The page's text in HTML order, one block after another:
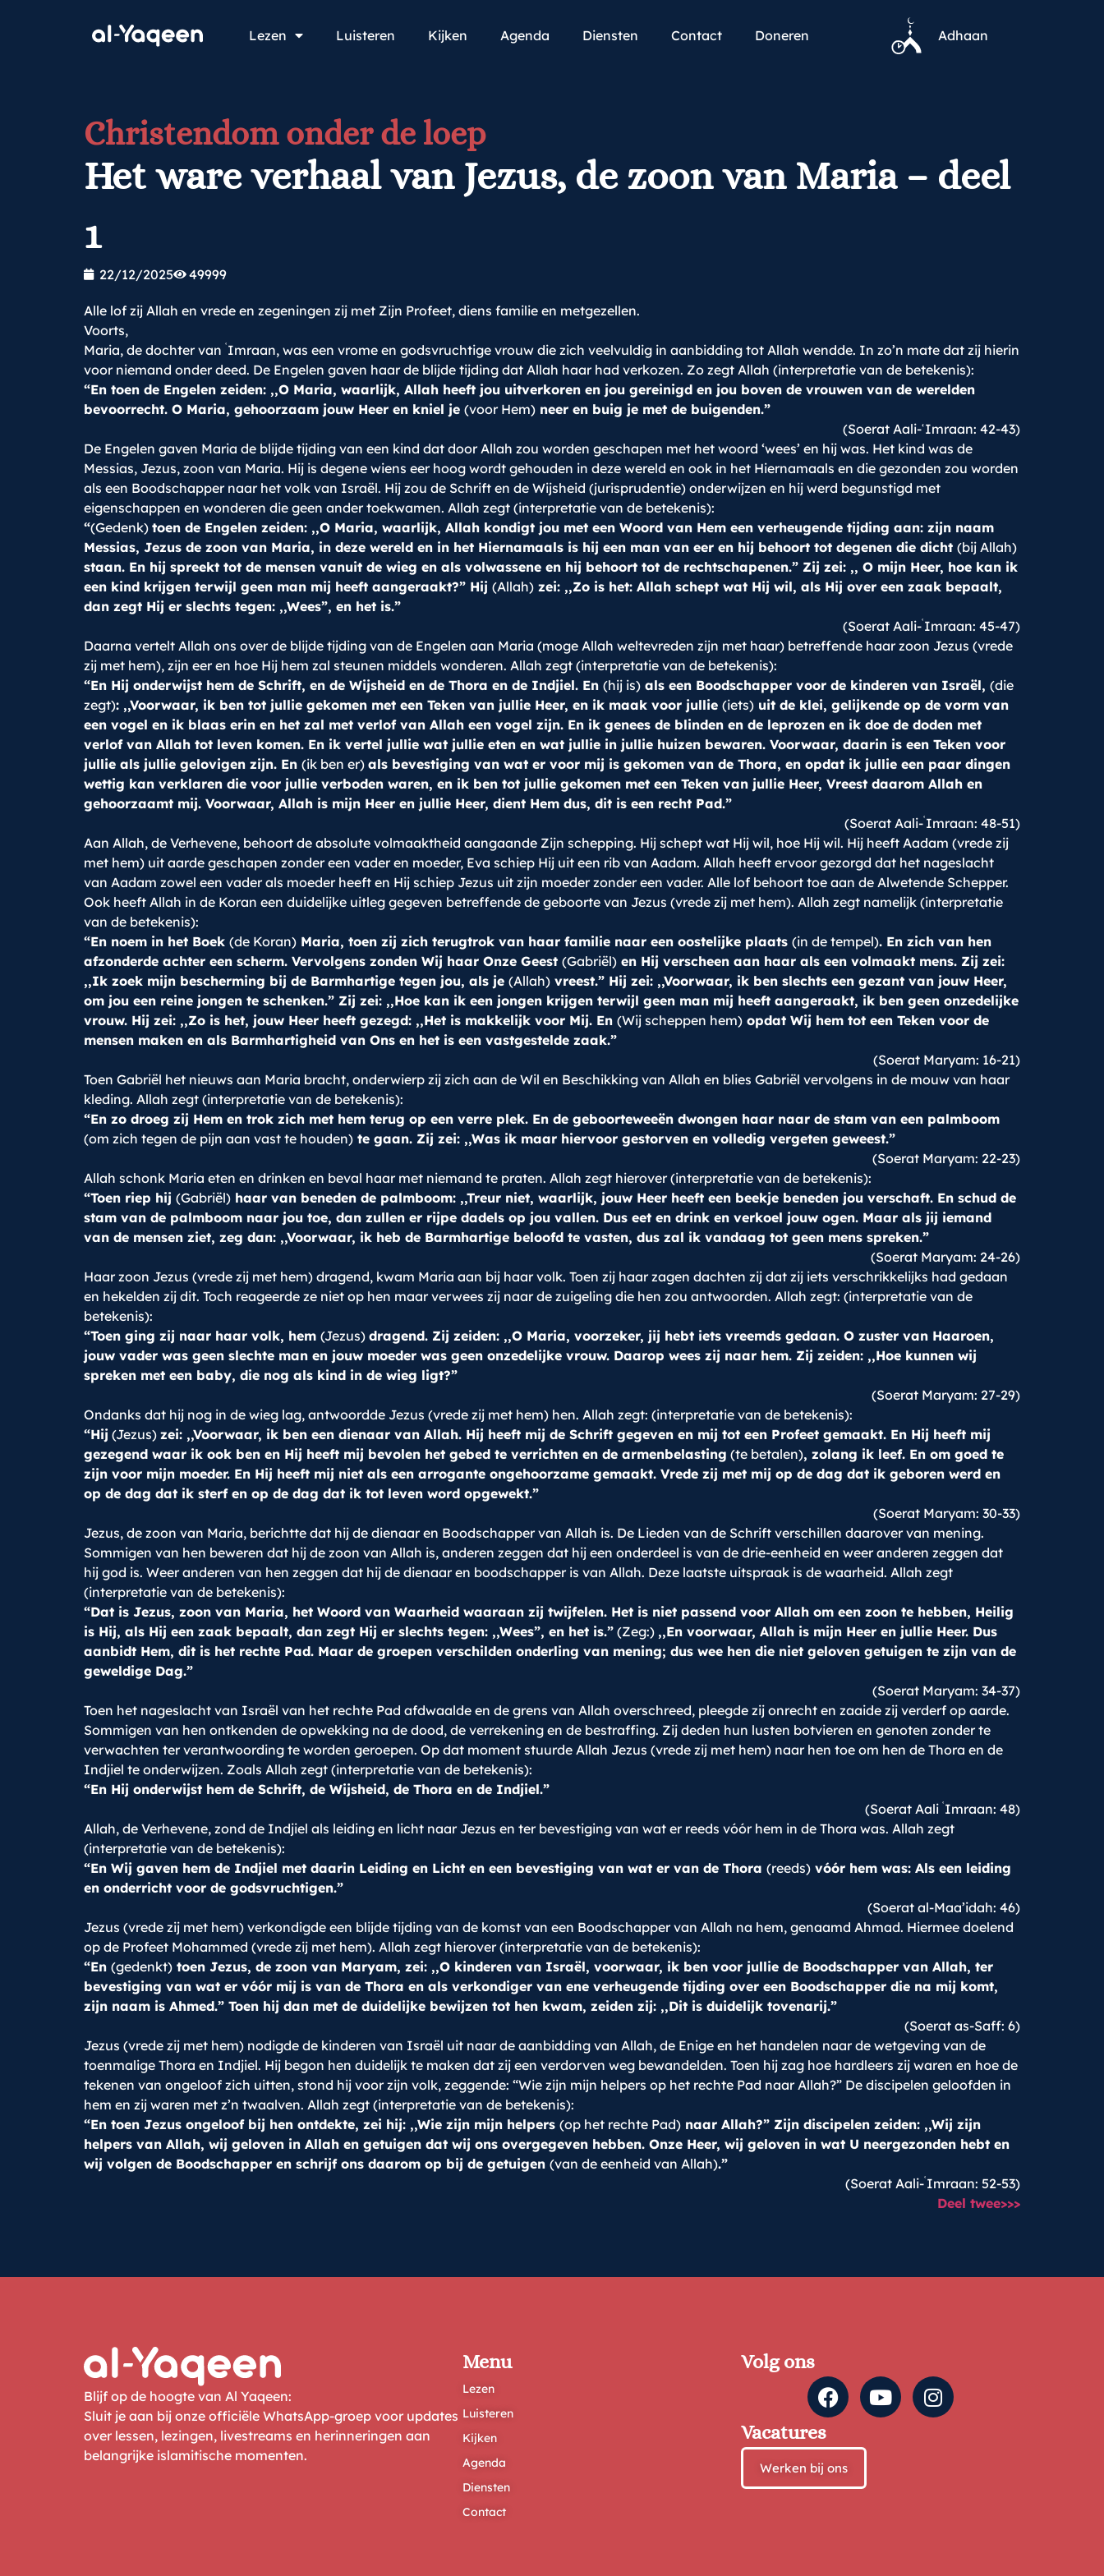
Lezen Luisteren Kijken Agenda Diensten Contact Doneren Adhaan
Christendom onder de loep
Het ware verhaal van Jezus, de zoon van Maria – deel
1
22/12/2025 49999
Alle lof zij Allah en vrede en zegeningen zij met Zijn Profeet, diens familie en metgezellen.
Voorts,
Maria, de dochter van ʿImraan, was een vrome en godsvruchtige vrouw die zich veelvuldig in aanbidding tot Allah wendde. In zo’n mate dat zij hierin
voor niemand onder deed. De Engelen gaven haar de blijde tijding dat Allah haar had verkozen. Zo zegt Allah (interpretatie van de betekenis):
“En toen de Engelen zeiden: ,,O Maria, waarlijk, Allah heeft jou uitverkoren en jou gereinigd en jou boven de vrouwen van de werelden
bevoorrecht. O Maria, gehoorzaam jouw Heer en kniel je (voor Hem) neer en buig je met de buigenden.”
(Soerat Aali-ʿImraan: 42-43)
De Engelen gaven Maria de blijde tijding van een kind dat door Allah zou worden geschapen met het woord ‘wees’ en hij was. Het kind was de
Messias, Jezus, zoon van Maria. Hij is degene wiens eer hoog wordt gehouden in deze wereld en ook in het Hiernamaals en die gezonden zou worden
als een Boodschapper naar het volk van Israël. Hij zou de Schrift en de Wijsheid (jurisprudentie) onderwijzen en hij werd begunstigd met
eigenschappen en wonderen die geen ander toekwamen. Allah zegt (interpretatie van de betekenis):
“(Gedenk) toen de Engelen zeiden: ,,O Maria, waarlijk, Allah kondigt jou met een Woord van Hem een verheugende tijding aan: zijn naam
Messias, Jezus de zoon van Maria, in deze wereld en in het Hiernamaals is hij een man van eer en hij behoort tot degenen die dicht (bij Allah)
staan. En hij spreekt tot de mensen vanuit de wieg en als volwassene en hij behoort tot de rechtschapenen.” Zij zei: ,, O mijn Heer, hoe kan ik
een kind krijgen terwijl geen man mij heeft aangeraakt?” Hij (Allah) zei: ,,Zo is het: Allah schept wat Hij wil, als Hij over een zaak bepaalt,
dan zegt Hij er slechts tegen: ,,Wees”, en het is.”
(Soerat Aali-ʿImraan: 45-47)
Daarna vertelt Allah ons over de blijde tijding van de Engelen aan Maria (moge Allah weltevreden zijn met haar) betreffende haar zoon Jezus (vrede
zij met hem), zijn eer en hoe Hij hem zal steunen middels wonderen. Allah zegt (interpretatie van de betekenis):
“En Hij onderwijst hem de Schrift, en de Wijsheid en de Thora en de Indjiel. En (hij is) als een Boodschapper voor de kinderen van Israël, (die
zegt): ,,Voorwaar, ik ben tot jullie gekomen met een Teken van jullie Heer, en ik maak voor jullie (iets) uit de klei, gelijkende op de vorm van
een vogel en ik blaas erin en het zal met verlof van Allah een vogel zijn. En ik genees de blinden en de leprozen en ik doe de doden met
verlof van Allah tot leven komen. En ik vertel jullie wat jullie eten en wat jullie in jullie huizen bewaren. Voorwaar, daarin is een Teken voor
jullie als jullie gelovigen zijn. En (ik ben er) als bevestiging van wat er voor mij is gekomen van de Thora, en opdat ik jullie een paar dingen
wettig kan verklaren die voor jullie verboden waren, en ik ben tot jullie gekomen met een Teken van jullie Heer, Vreest daarom Allah en
gehoorzaamt mij. Voorwaar, Allah is mijn Heer en jullie Heer, dient Hem dus, dit is een recht Pad.”
(Soerat Aali-ʿImraan: 48-51)
Aan Allah, de Verhevene, behoort de absolute volmaaktheid aangaande Zijn schepping. Hij schept wat Hij wil, hoe Hij wil. Hij heeft Aadam (vrede zij
met hem) uit aarde geschapen zonder een vader en moeder, Eva schiep Hij uit een rib van Aadam. Allah heeft ervoor gezorgd dat het nageslacht
van Aadam zowel een vader als moeder heeft en Hij schiep Jezus uit zijn moeder zonder een vader. Alle lof behoort toe aan de Alwetende Schepper.
Ook heeft Allah in de Koran een duidelijke uitleg gegeven betreffende de geboorte van Jezus (vrede zij met hem). Allah zegt namelijk (interpretatie
van de betekenis):
“En noem in het Boek (de Koran) Maria, toen zij zich terugtrok van haar familie naar een oostelijke plaats (in de tempel). En zich van hen
afzonderde achter een scherm. Vervolgens zonden Wij haar Onze Geest (Gabriël) en Hij verscheen aan haar als een volmaakt mens. Zij zei:
,,Ik zoek mijn bescherming bij de Barmhartige tegen jou, als je (Allah) vreest.” Hij zei: ,,Voorwaar, ik ben slechts een gezant van jouw Heer,
om jou een reine jongen te schenken.” Zij zei: ,,Hoe kan ik een jongen krijgen terwijl geen man mij heeft aangeraakt, ik ben geen onzedelijke
vrouw. Hij zei: ,,Zo is het, jouw Heer heeft gezegd: ,,Het is makkelijk voor Mij. En (Wij scheppen hem) opdat Wij hem tot een Teken voor de
mensen maken en als Barmhartigheid van Ons en het is een vastgestelde zaak.”
(Soerat Maryam: 16-21)
Toen Gabriël het nieuws aan Maria bracht, onderwierp zij zich aan de Wil en Beschikking van Allah en blies Gabriël vervolgens in de mouw van haar
kleding. Allah zegt (interpretatie van de betekenis):
“En zo droeg zij Hem en trok zich met hem terug op een verre plek. En de geboorteweeën dwongen haar naar de stam van een palmboom
(om zich tegen de pijn aan vast te houden) te gaan. Zij zei: ,,Was ik maar hiervoor gestorven en volledig vergeten geweest.”
(Soerat Maryam: 22-23)
Allah schonk Maria eten en drinken en beval haar met niemand te praten. Allah zegt hierover (interpretatie van de betekenis):
“Toen riep hij (Gabriël) haar van beneden de palmboom: ,,Treur niet, waarlijk, jouw Heer heeft een beekje beneden jou verschaft. En schud de
stam van de palmboom naar jou toe, dan zullen er rijpe dadels op jou vallen. Dus eet en drink en verkoel jouw ogen. Maar als jij iemand
van de mensen ziet, zeg dan: ,,Voorwaar, ik heb de Barmhartige beloofd te vasten, dus zal ik vandaag tot geen mens spreken.”
(Soerat Maryam: 24-26)
Haar zoon Jezus (vrede zij met hem) dragend, kwam Maria aan bij haar volk. Toen zij haar zagen dachten zij dat zij iets verschrikkelijks had gedaan
en hekelden zij dit. Toch reageerde ze niet op hen maar verwees zij naar de zuigeling die hen zou antwoorden. Allah zegt: (interpretatie van de
betekenis):
“Toen ging zij naar haar volk, hem (Jezus) dragend. Zij zeiden: ,,O Maria, voorzeker, jij hebt iets vreemds gedaan. O zuster van Haaroen,
jouw vader was geen slechte man en jouw moeder was geen onzedelijke vrouw. Daarop wees zij naar hem. Zij zeiden: ,,Hoe kunnen wij
spreken met een baby, die nog als kind in de wieg ligt?”
(Soerat Maryam: 27-29)
Ondanks dat hij nog in de wieg lag, antwoordde Jezus (vrede zij met hem) hen. Allah zegt: (interpretatie van de betekenis):
“Hij (Jezus) zei: ,,Voorwaar, ik ben een dienaar van Allah. Hij heeft mij de Schrift gegeven en mij tot een Profeet gemaakt. En Hij heeft mij
gezegend waar ik ook ben en Hij heeft mij bevolen het gebed te verrichten en de armenbelasting (te betalen), zolang ik leef. En om goed te
zijn voor mijn moeder. En Hij heeft mij niet als een arrogante ongehoorzame gemaakt. Vrede zij met mij op de dag dat ik geboren werd en
op de dag dat ik sterf en op de dag dat ik tot leven word opgewekt.”
(Soerat Maryam: 30-33)
Jezus, de zoon van Maria, berichtte dat hij de dienaar en Boodschapper van Allah is. De Lieden van de Schrift verschillen daarover van mening.
Sommigen van hen beweren dat hij de zoon van Allah is, anderen zeggen dat hij een onderdeel is van de drie-eenheid en weer anderen zeggen dat
hij god is. Weer anderen van hen zeggen dat hij de dienaar en boodschapper is van Allah. Deze laatste uitspraak is de waarheid. Allah zegt
(interpretatie van de betekenis):
“Dat is Jezus, zoon van Maria, het Woord van Waarheid waaraan zij twijfelen. Het is niet passend voor Allah om een zoon te hebben, Heilig
is Hij, als Hij een zaak bepaalt, dan zegt Hij er slechts tegen: ,,Wees”, en het is.” (Zeg:) ,,En voorwaar, Allah is mijn Heer en jullie Heer. Dus
aanbidt Hem, dit is het rechte Pad. Maar de groepen verschilden onderling van mening; dus wee hen die niet geloven getuigen te zijn van de
geweldige Dag.”
(Soerat Maryam: 34-37)
Toen het nageslacht van Israël van het rechte Pad afdwaalde en de grens van Allah overschreed, pleegde zij onrecht en zaaide zij verderf op aarde.
Sommigen van hen ontkenden de opwekking na de dood, de verrekening en de bestraffing. Zij deden hun lusten botvieren en genoten zonder te
verwachten ter verantwoording te worden geroepen. Op dat moment stuurde Allah Jezus (vrede zij met hem) naar hen toe om hen de Thora en de
Indjiel te onderwijzen. Zoals Allah zegt (interpretatie van de betekenis):
“En Hij onderwijst hem de Schrift, de Wijsheid, de Thora en de Indjiel.”
(Soerat Aali ʿImraan: 48)
Allah, de Verhevene, zond de Indjiel als leiding en licht naar Jezus en ter bevestiging van wat er reeds vóór hem in de Thora was. Allah zegt
(interpretatie van de betekenis):
“En Wij gaven hem de Indjiel met daarin Leiding en Licht en een bevestiging van wat er van de Thora (reeds) vóór hem was: Als een leiding
en onderricht voor de godsvruchtigen.”
(Soerat al-Maa’idah: 46)
Jezus (vrede zij met hem) verkondigde een blijde tijding van de komst van een Boodschapper van Allah na hem, genaamd Ahmad. Hiermee doelend
op de Profeet Mohammed (vrede zij met hem). Allah zegt hierover (interpretatie van de betekenis):
“En (gedenkt) toen Jezus, de zoon van Maryam, zei: ,,O kinderen van Israël, voorwaar, ik ben voor jullie de Boodschapper van Allah, ter
bevestiging van wat er vóór mij is van de Thora en als verkondiger van ene verheugende tijding over een Boodschapper die na mij komt,
zijn naam is Ahmed.” Toen hij dan met de duidelijke bewijzen tot hen kwam, zeiden zij: ,,Dit is duidelijk tovenarij.”
(Soerat as-Saff: 6)
Jezus (vrede zij met hem) nodigde de kinderen van Israël uit naar de aanbidding van Allah, de Enige en het handelen naar de wetgeving van de
toenmalige Thora en Indjiel. Hij begon hen duidelijk te maken dat zij een verdorven weg bewandelden. Toen hij zag hoe hardleers zij waren en hoe de
tekenen van ongeloof zich uitten, stond hij voor zijn volk, zeggende: “Wie zijn mijn helpers op het rechte Pad naar Allah?” De discipelen geloofden in
hem en zij waren met z’n twaalven. Allah zegt (interpretatie van de betekenis):
“En toen Jezus ongeloof bij hen ontdekte, zei hij: ,,Wie zijn mijn helpers (op het rechte Pad) naar Allah?” Zijn discipelen zeiden: ,,Wij zijn
helpers van Allah, wij geloven in Allah en getuigen dat wij ons overgegeven hebben. Onze Heer, wij geloven in wat U neergezonden hebt en
wij volgen de Boodschapper en schrijf ons daarom op bij de getuigen (van de eenheid van Allah).”
(Soerat Aali-ʿImraan: 52-53)
Deel twee>>>
Blijf op de hoogte van Al Yaqeen:
Sluit je aan bij onze officiële WhatsApp-groep voor updates
over lessen, lezingen, livestreams en herinneringen aan
belangrijke islamitische momenten.
Menu
Lezen
Luisteren
Kijken
Agenda
Diensten
Contact
Volg ons
Vacatures
Werken bij ons